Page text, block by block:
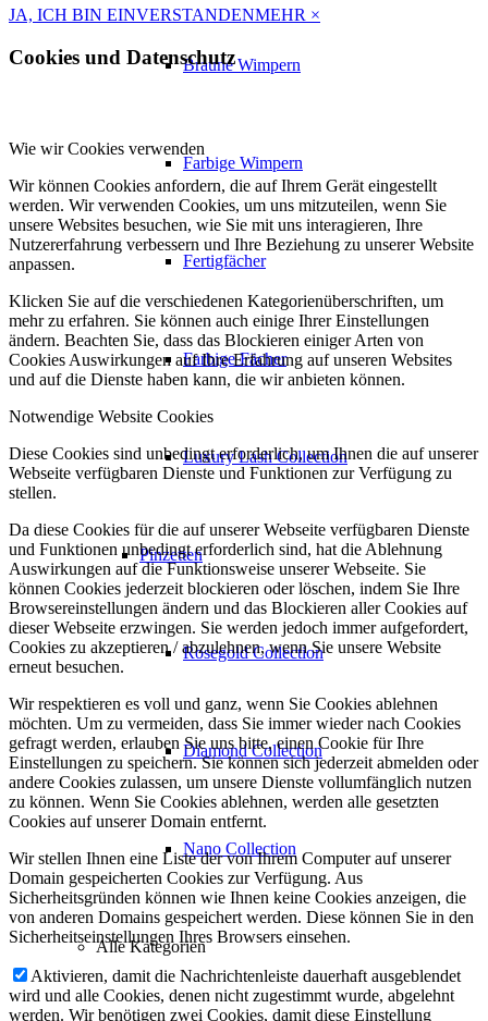
Braune Wimpern
Farbige Wimpern
Fertigfächer
Farbige Fächer
Luxury Lash Collection
Pinzetten
Rosegold Collection
Diamond Collection
Nano Collection
Alle Kategorien
JA, ICH BIN EINVERSTANDENMEHR ×
Cookies und Datenschutz
Wie wir Cookies verwenden
Wir können Cookies anfordern, die auf Ihrem Gerät eingestellt
werden. Wir verwenden Cookies, um uns mitzuteilen, wenn Sie
unsere Websites besuchen, wie Sie mit uns interagieren, Ihre
Nutzererfahrung verbessern und Ihre Beziehung zu unserer Website
anpassen.
Klicken Sie auf die verschiedenen Kategorienüberschriften, um
mehr zu erfahren. Sie können auch einige Ihrer Einstellungen
ändern. Beachten Sie, dass das Blockieren einiger Arten von
Cookies Auswirkungen auf Ihre Erfahrung auf unseren Websites
und auf die Dienste haben kann, die wir anbieten können.
Notwendige Website Cookies
Diese Cookies sind unbedingt erforderlich, um Ihnen die auf unserer
Webseite verfügbaren Dienste und Funktionen zur Verfügung zu
stellen.
Da diese Cookies für die auf unserer Webseite verfügbaren Dienste
und Funktionen unbedingt erforderlich sind, hat die Ablehnung
Auswirkungen auf die Funktionsweise unserer Webseite. Sie
können Cookies jederzeit blockieren oder löschen, indem Sie Ihre
Browsereinstellungen ändern und das Blockieren aller Cookies auf
dieser Webseite erzwingen. Sie werden jedoch immer aufgefordert,
Cookies zu akzeptieren / abzulehnen, wenn Sie unsere Website
erneut besuchen.
Wir respektieren es voll und ganz, wenn Sie Cookies ablehnen
möchten. Um zu vermeiden, dass Sie immer wieder nach Cookies
gefragt werden, erlauben Sie uns bitte, einen Cookie für Ihre
Einstellungen zu speichern. Sie können sich jederzeit abmelden oder
andere Cookies zulassen, um unsere Dienste vollumfänglich nutzen
zu können. Wenn Sie Cookies ablehnen, werden alle gesetzten
Cookies auf unserer Domain entfernt.
Wir stellen Ihnen eine Liste der von Ihrem Computer auf unserer
Domain gespeicherten Cookies zur Verfügung. Aus
Sicherheitsgründen können wie Ihnen keine Cookies anzeigen, die
von anderen Domains gespeichert werden. Diese können Sie in den
Sicherheitseinstellungen Ihres Browsers einsehen.
Aktivieren, damit die Nachrichtenleiste dauerhaft ausgeblendet
wird und alle Cookies, denen nicht zugestimmt wurde, abgelehnt
werden. Wir benötigen zwei Cookies, damit diese Einstellung